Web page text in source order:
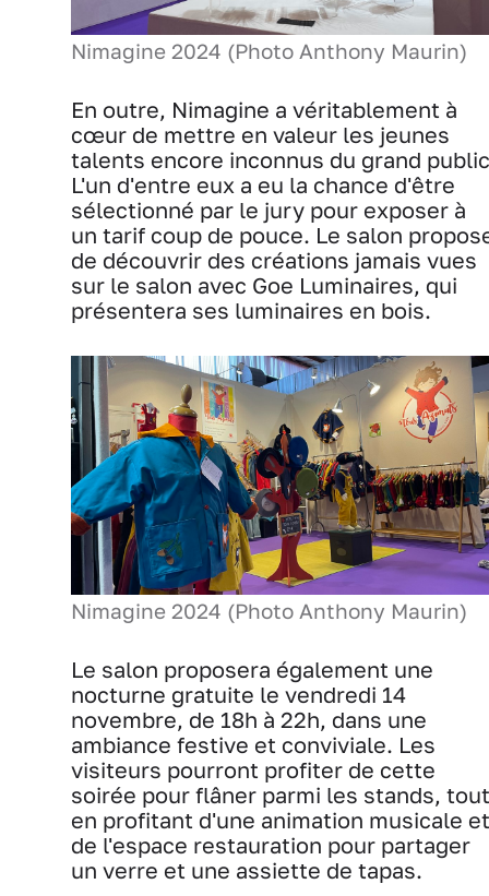
Nimagine 2024 (Photo Anthony Maurin)
En outre, Nimagine a véritablement à
cœur de mettre en valeur les jeunes
talents encore inconnus du grand
L'un d'entre eux a eu la chance d'être
sélectionné par le jury pour exposer à
un tarif coup de pouce. Le salon
de découvrir des créations jamais vues
sur le salon avec Goe Luminaires, qui
présentera ses luminaires en bois.
Nimagine 2024 (Photo Anthony Maurin)
Le salon proposera également une
nocturne gratuite le vendredi 14
novembre, de 18h à 22h, dans une
ambiance festive et conviviale. Les
visiteurs pourront profiter de cette
soirée pour flâner parmi les stands, tout
en profitant d'une animation musicale et
de l'espace restauration pour partager
un verre et une assiette de tapas.